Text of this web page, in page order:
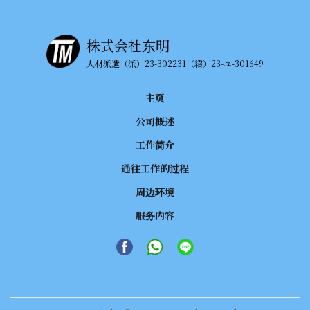
株式会社东明
人材派遣（派）23-302231（紹）23-ユ-301649
主页
公司概述
工作简介
通往工作的过程
周边环境
服务内容